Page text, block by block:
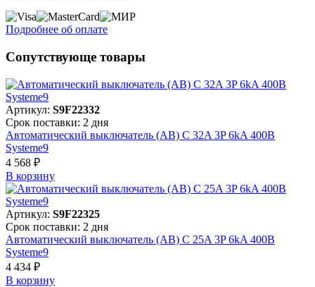
Подробнее об оплате
Сопутствующе товары
Артикул: S9F22332
Срок поставки: 2 дня
Автоматический выключатель (АВ) C 32A 3P 6kA 400В
Systeme9
4 568 ₽
В корзинy
Артикул: S9F22325
Срок поставки: 2 дня
Автоматический выключатель (АВ) C 25A 3P 6kA 400В
Systeme9
4 434 ₽
В корзинy